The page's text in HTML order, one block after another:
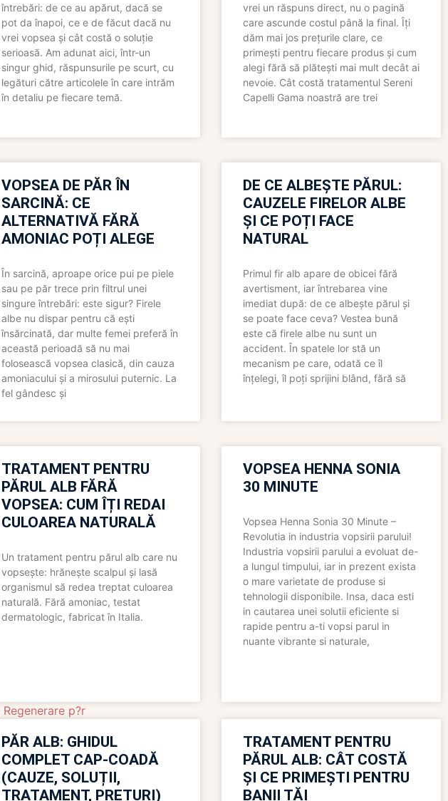
întrebări: de ce au apărut, dacă se
pot da înapoi, ce e de făcut dacă nu
vrei vopsea și cât costă o soluție
serioasă. Am adunat aici, într-un
singur ghid, răspunsurile pe scurt, cu
legături către articolele în care intrăm
în detaliu pe fiecare temă.
vrei un răspuns direct, nu o pagină
care ascunde costul până la final. Îți
dăm mai jos prețurile clare, ce
primești pentru fiecare produs și cum
alegi fără să plătești mai mult decât ai
nevoie. Cât costă tratamentul Sereni
Capelli Gama noastră are trei
VOPSEA DE PĂR ÎN
SARCINĂ: CE
ALTERNATIVĂ FĂRĂ
AMONIAC POȚI ALEGE
În sarcină, aproape orice pui pe piele
sau pe păr trece prin filtrul unei
singure întrebări: este sigur? Firele
albe nu dispar pentru că ești
însărcinată, dar multe femei preferă în
această perioadă să nu mai
folosească vopsea clasică, din cauza
amoniacului și a mirosului puternic. La
fel gândesc și
DE CE ALBEȘTE PĂRUL:
CAUZELE FIRELOR ALBE
ȘI CE POȚI FACE
NATURAL
Primul fir alb apare de obicei fără
avertisment, iar întrebarea vine
imediat după: de ce albește părul și
se poate face ceva? Vestea bună
este că firele albe nu sunt un
accident. În spatele lor stă un
mecanism pe care, odată ce îl
înțelegi, îl poți sprijini blând, fără să
TRATAMENT PENTRU
PĂRUL ALB FĂRĂ
VOPSEA: CUM ÎȚI REDAI
CULOAREA NATURALĂ
Un tratament pentru părul alb care nu
vopsește: hrănește scalpul și lasă
organismul să redea treptat culoarea
naturală. Fără amoniac, testat
dermatologic, fabricat în Italia.
VOPSEA HENNA SONIA
30 MINUTE
Vopsea Henna Sonia 30 Minute –
Revolutia in industria vopsirii parului!
Industria vopsirii parului a evoluat de-
a lungul timpului, iar in prezent exista
o mare varietate de produse si
tehnologii disponibile. Insa, daca esti
in cautarea unei solutii eficiente si
rapide pentru a-ti vopsi parul in
nuante vibrante si naturale,
Regenerare p?r
PĂR ALB: GHIDUL
COMPLET CAP-COADĂ
(CAUZE, SOLUȚII,
TRATAMENT, PREȚURI)
TRATAMENT PENTRU
PĂRUL ALB: CÂT COSTĂ
ȘI CE PRIMEȘTI PENTRU
BANII TĂI